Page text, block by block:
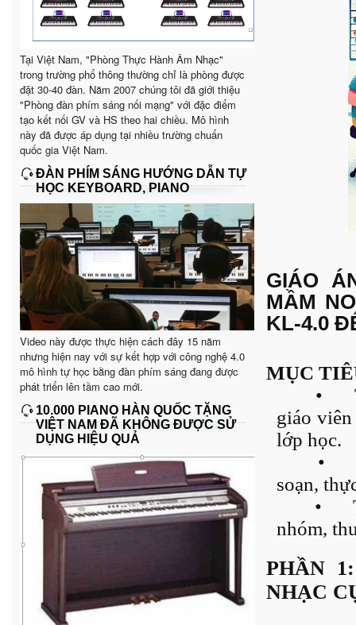
Tại Việt Nam, "Phòng Thực Hành Âm Nhạc"
trong trường phổ thông thường chỉ là phòng được
đặt 30-40 đàn. Năm 2007 chúng tôi đã giới thiệu
"Phòng đàn phím sáng nối mạng" với đặc điểm
tạo kết nối GV và HS theo hai chiều. Mô hình
này đã được áp dụng tại nhiều trường chuẩn
quốc gia Việt Nam.
ĐÀN PHÍM SÁNG HƯỚNG DẪN TỰ
HỌC KEYBOARD, PIANO
Video này được thực hiện cách đây 15 năm
nhưng hiện nay với sự kết hợp với công nghệ 4.0
mô hình tự học bằng đàn phím sáng đang được
phát triển lên tầm cao mới.
10.000 PIANO HÀN QUỐC TẶNG
VIỆT NAM ĐÃ KHÔNG ĐƯỢC SỬ
DỤNG HIỆU QUẢ
GIÁO
MẦM
KL-4.0
MỤC
•
giáo
lớp học.
•
soạn,
•
nhóm,
PHẦN
NHẠC